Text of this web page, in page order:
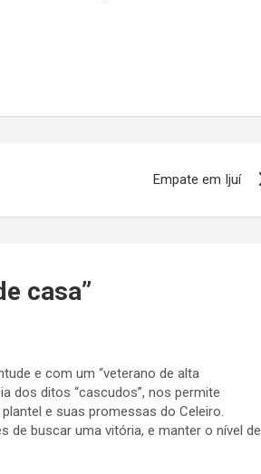
Empate em Ijuí
casa”
e com um “veterano de alta
dos ditos “cascudos”, nos permite
e suas promessas do Celeiro.
buscar uma vitória, e manter o nível de